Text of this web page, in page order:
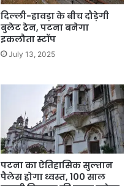
दिल्ली-हावड़ा के बीच दौड़ेगी
बुलेट ट्रेन, पटना बनेगा
इकलौता स्टॉप
July 13, 2025
पटना का ऐतिहासिक सुल्तान
पैलेस होगा ध्वस्त, 100 साल